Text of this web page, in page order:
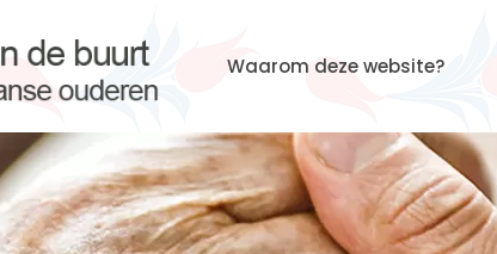
Waarom deze website?